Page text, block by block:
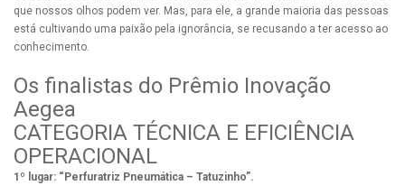
que nossos olhos podem ver. Mas, para ele, a grande maioria das pessoas
está cultivando uma paixão pela ignorância, se recusando a ter acesso ao
conhecimento.
Os finalistas do Prêmio Inovação
Aegea
CATEGORIA TÉCNICA E EFICIÊNCIA
OPERACIONAL
1º lugar: “Perfuratriz Pneumática – Tatuzinho”.